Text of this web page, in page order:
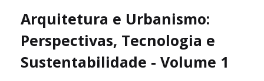
Arquitetura e Urbanismo:
Perspectivas, Tecnologia e
Sustentabilidade - Volume 1